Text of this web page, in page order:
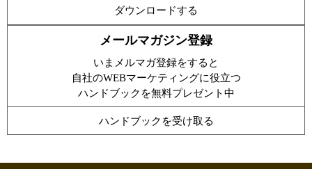
ダウンロードする
メールマガジン登録
いまメルマガ登録をすると
自社のWEBマーケティングに役立つ
ハンドブックを無料プレゼント中
ハンドブックを受け取る